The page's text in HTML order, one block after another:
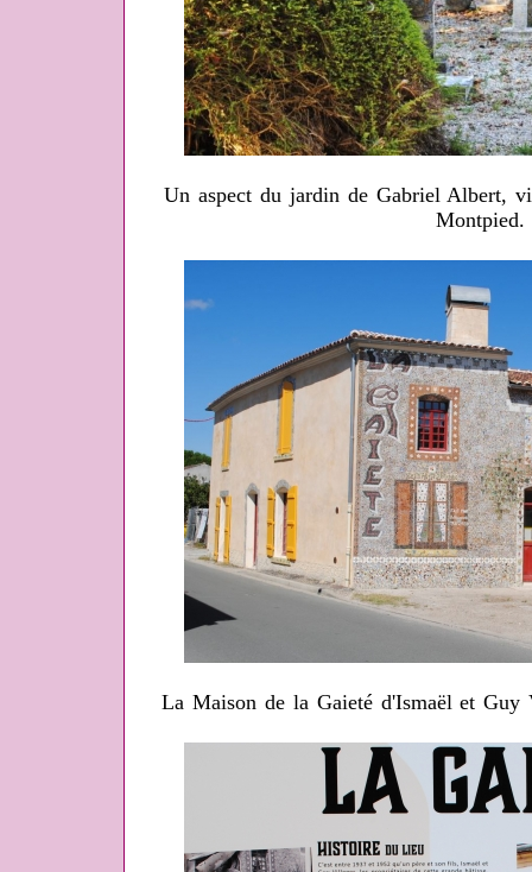
Un aspect du jardin de Gabriel Albert,
Montpied.
La Maison de la Gaieté d'Ismaël et